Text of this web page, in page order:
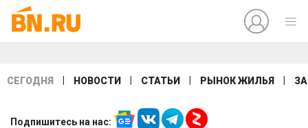
СЕГОДНЯ НОВОСТИ СТАТЬИ РЫНОК ЖИЛЬЯ
Подпишитесь на нас: